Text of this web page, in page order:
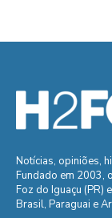
Notícias, opiniões,
Fundado em 2003,
Foz do Iguaçu (PR)
Brasil, Paraguai e